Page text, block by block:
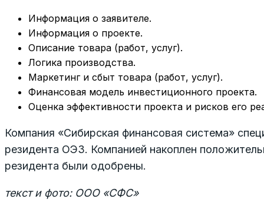
Информация о заявителе.
Информация о проекте.
Описание товара (работ, услуг).
Логика производства.
Маркетинг и сбыт товара (работ, услуг).
Финансовая модель инвестиционного проекта.
Оценка эффективности проекта и рисков его
Компания «Сибирская финансовая система»
резидента ОЭЗ. Компанией накоплен
резидента были одобрены.
текст и фото: ООО «СФС»